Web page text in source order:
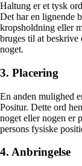
Haltung er et tysk
Det har en lignende
kropsholdning eller
bruges til at beskrive
noget.
3. Placering
En anden mulighed
Positur. Dette ord
noget eller nogen er
persons fysiske
4. Anbringelse